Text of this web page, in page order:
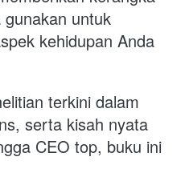
untuk
kehidupan Anda
terkini dalam
serta kisah nyata
CEO top, buku ini